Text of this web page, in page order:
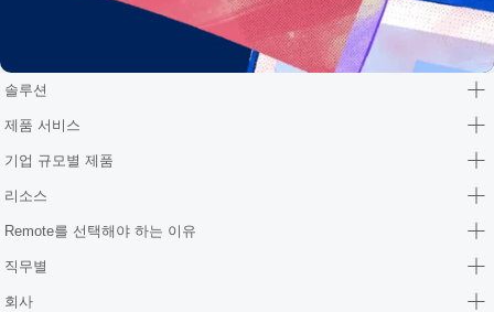
솔루션
제품 서비스
기업 규모별 제품
리소스
Remote를 선택해야 하는 이유
직무별
회사